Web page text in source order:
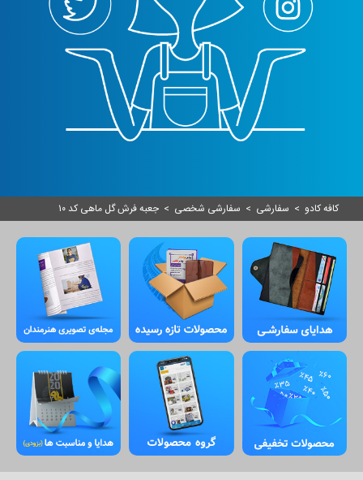
کافه کادو > سفارشی > سفارشی شخصی > جعبه فرش گل ماهی کد ۱۰